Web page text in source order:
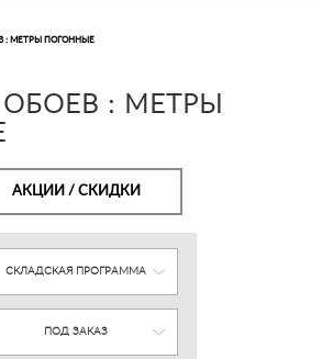
: МЕТРЫ ПОГОННЫЕ
: МЕТРЫ
АКЦИИ / СКИДКИ
СКЛАДСКАЯ ПРОГРАММА
ПОД ЗАКАЗ